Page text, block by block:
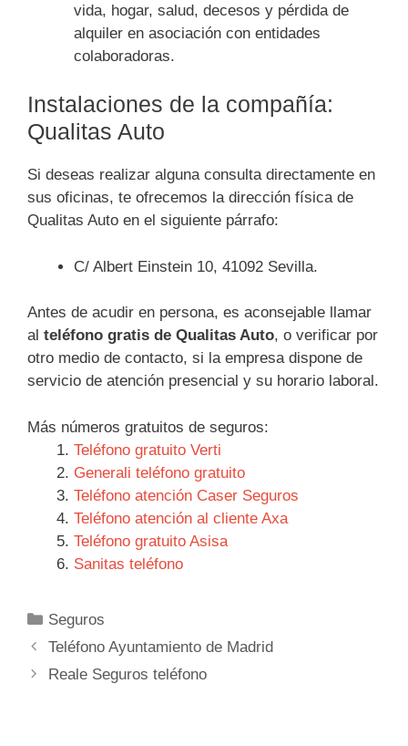
vida, hogar, salud, decesos y pérdida de
alquiler en asociación con entidades
colaboradoras.
Instalaciones de la compañía:
Qualitas Auto
Si deseas realizar alguna consulta directamente en
sus oficinas, te ofrecemos la dirección física de
Qualitas Auto en el siguiente párrafo:
C/ Albert Einstein 10, 41092 Sevilla.
Antes de acudir en persona, es aconsejable llamar
al teléfono gratis de Qualitas Auto, o verificar por
otro medio de contacto, si la empresa dispone de
servicio de atención presencial y su horario laboral.
Más números gratuitos de seguros:
Teléfono gratuito Verti
Generali teléfono gratuito
Teléfono atención Caser Seguros
Teléfono atención al cliente Axa
Teléfono gratuito Asisa
Sanitas teléfono
Categorías
Seguros
Navegación
de
Teléfono Ayuntamiento de Madrid
Reale Seguros teléfono